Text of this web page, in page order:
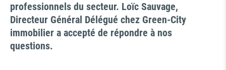
professionnels du secteur. Loïc Sauvage,
Directeur Général Délégué chez Green-City
immobilier a accepté de répondre à nos
questions.